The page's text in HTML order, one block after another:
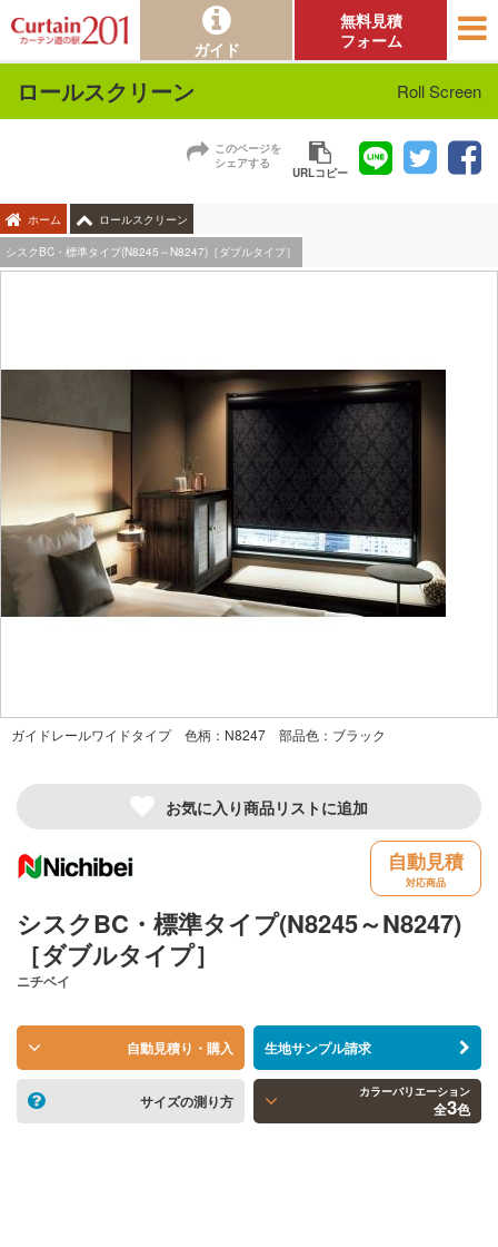
ガイド
無料見積
フォーム
ロールスクリーン Roll Screen
このページを
シェアする
URLコピー
ホーム ロールスクリーン
シスクBC・標準タイプ(N8245～N8247)［ダブルタイプ］
ガイドレールワイドタイプ 色柄：N8247 部品色：ブラック
お気に入り商品リストに追加
自動見積
対応商品
シスクBC・標準タイプ(N8245～N8247)
［ダブルタイプ］
ニチベイ
自動見積り・購入 生地サンプル請求
サイズの測り方 カラーバリエーション
全3色